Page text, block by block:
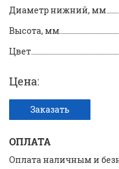
Диаметр нижний, мм
Высота, мм
Цвет
Цена:
Заказать
ОПЛАТА
Оплата наличным и